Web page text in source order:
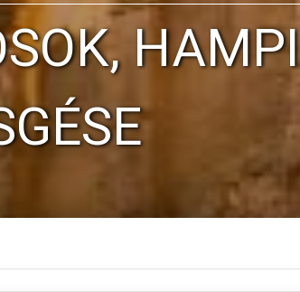
HAMPI